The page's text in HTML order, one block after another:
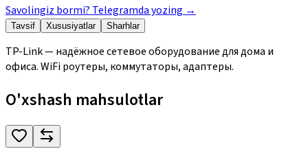
Savolingiz bormi? Telegramda yozing →
Tavsif Xususiyatlar Sharhlar
TP-Link — надёжное сетевое оборудование для дома и
офиса. WiFi роутеры, коммутаторы, адаптеры.
O'xshash mahsulotlar